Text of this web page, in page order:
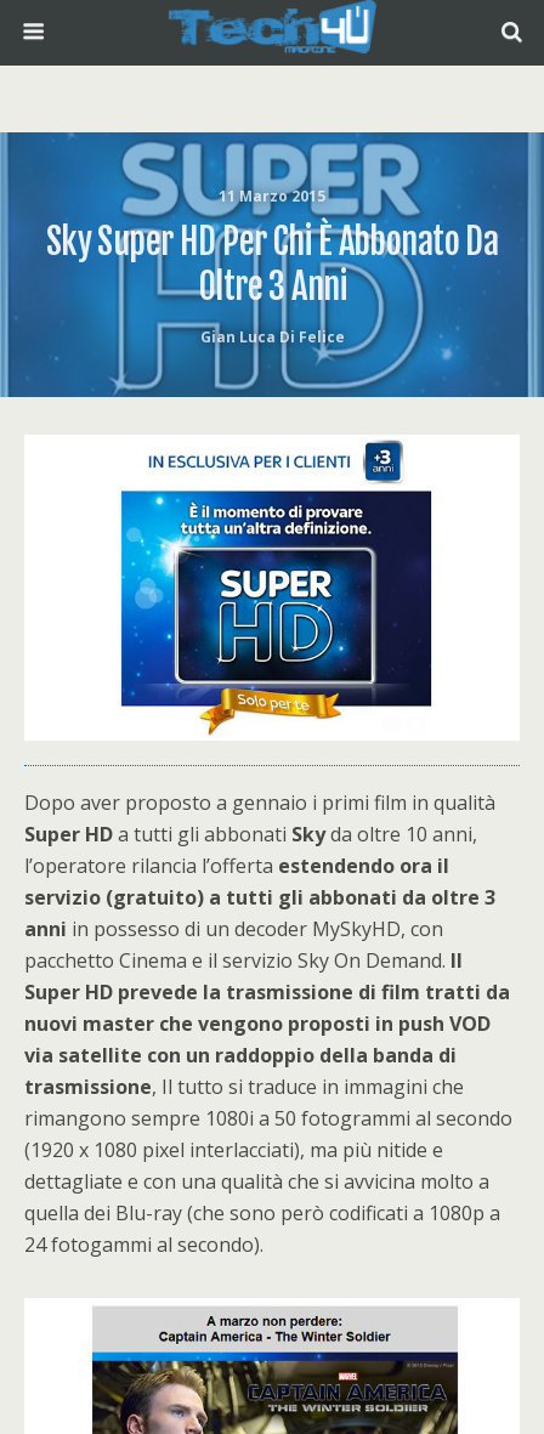
11 Marzo 2015
Sky Super HD Per Chi È Abbonato Da
Oltre 3 Anni
Gian Luca Di Felice
Dopo aver proposto a gennaio i primi film in qualità
Super HDa tutti gli abbonati Skyda oltre 10 anni,
l’operatore rilancia l’offerta estendendo ora il
servizio (gratuito) a tutti gli abbonati da oltre 3
anni in possesso di un decoder MySkyHD, con
pacchetto Cinema e il servizio Sky On Demand. Il
Super HD prevede la trasmissione di film tratti da
nuovi master che vengono proposti in push VOD
via satellite con un raddoppio della banda di
trasmissione, Il tutto si traduce in immagini che
rimangono sempre 1080i a 50 fotogrammi al secondo
(1920 x 1080 pixel interlacciati), ma più nitide e
dettagliate e con una qualità che si avvicina molto a
quella dei Blu-ray (che sono però codificati a 1080p a
24 fotogammi al secondo).